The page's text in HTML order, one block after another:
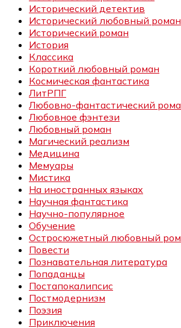
Исторический детектив
Исторический любовный роман
Исторический роман
История
Классика
Короткий любовный роман
Космическая фантастика
ЛитРПГ
Любовно-фантастический
Любовное фэнтези
Любовный роман
Магический реализм
Медицина
Мемуары
Мистика
На иностранных языках
Научная фантастика
Научно-популярное
Обучение
Остросюжетный любовный
Повести
Познавательная литература
Попаданцы
Постапокалипсис
Постмодернизм
Поэзия
Приключения